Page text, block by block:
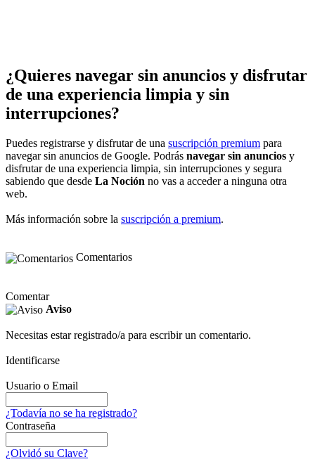
¿Quieres navegar sin anuncios y disfrutar
de una experiencia limpia y sin
interrupciones?
Puedes registrarse y disfrutar de una suscripción premium para
navegar sin anuncios de Google. Podrás navegar sin anuncios y
disfrutar de una experiencia limpia, sin interrupciones y segura
sabiendo que desde La Noción no vas a acceder a ninguna otra
web.
Más información sobre la suscripción a premium.
Comentarios
Comentar
Aviso
Necesitas estar registrado/a para escribir un comentario.
Identificarse
Usuario o Email
¿Todavía no se ha registrado?
Contraseña
¿Olvidó su Clave?